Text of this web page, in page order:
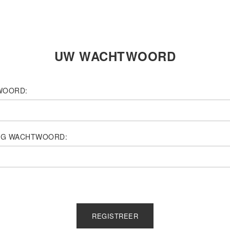
UW WACHTWOORD
WACHTWOORD: